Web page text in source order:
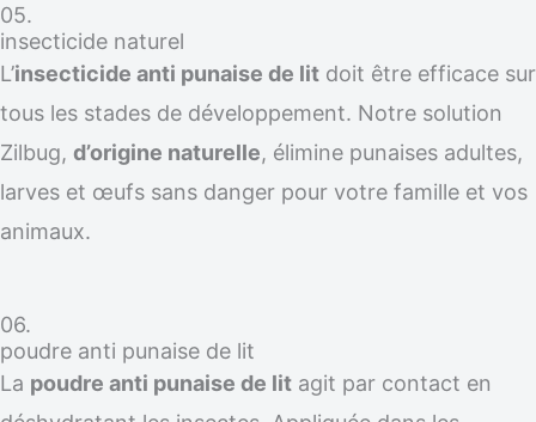
05.
insecticide naturel
L’insecticide anti punaise de lit doit être efficace sur
tous les stades de développement. Notre solution
Zilbug, d’origine naturelle, élimine punaises adultes,
larves et œufs sans danger pour votre famille et vos
animaux.
06.
poudre anti punaise de lit
La poudre anti punaise de lit agit par contact en